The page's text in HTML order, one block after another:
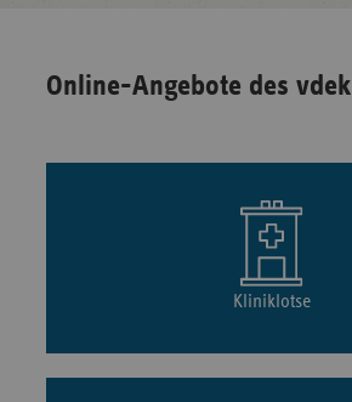
Online-Angebote des vdek
Kliniklotse